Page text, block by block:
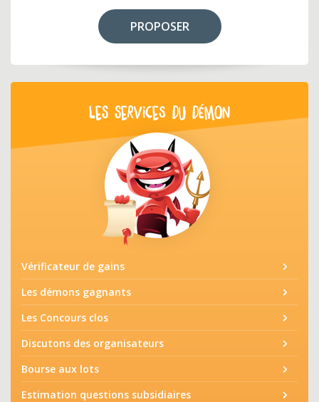
PROPOSER
LES SERVICES DU DÉMON
Vérificateur de gains
Les démons gagnants
Les Concours clos
Discutons des organisateurs
Bourse aux lots
Estimation questions subsidiaires